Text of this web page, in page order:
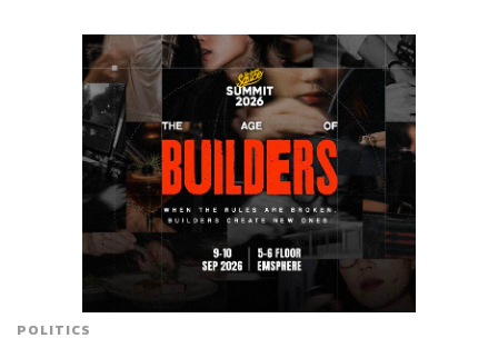
POLITICS